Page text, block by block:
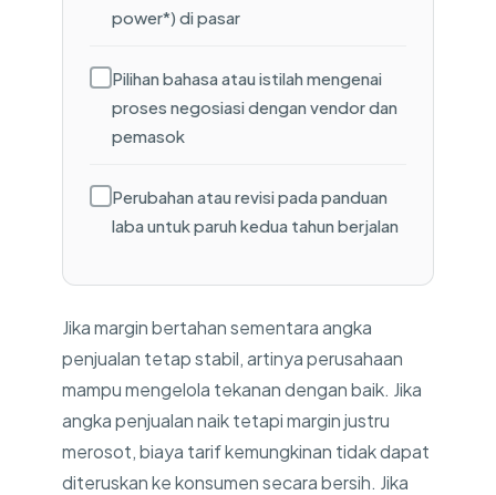
power*) di pasar
Pilihan bahasa atau istilah mengenai
proses negosiasi dengan vendor dan
pemasok
Perubahan atau revisi pada panduan
laba untuk paruh kedua tahun berjalan
Jika margin bertahan sementara angka
penjualan tetap stabil, artinya perusahaan
mampu mengelola tekanan dengan baik. Jika
angka penjualan naik tetapi margin justru
merosot, biaya tarif kemungkinan tidak dapat
diteruskan ke konsumen secara bersih. Jika